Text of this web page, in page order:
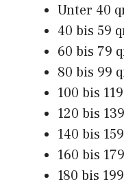
Unter 40
40 bis 59
60 bis 79
80 bis 99
100 bis
120 bis
140 bis
160 bis
180 bis